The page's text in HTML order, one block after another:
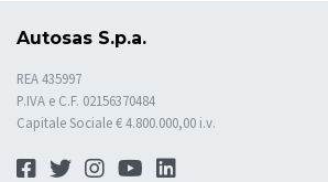
Autosas S.p.a.
REA 435997
P.IVA e C.F. 02156370484
Capitale Sociale € 4.800.000,00 i.v.